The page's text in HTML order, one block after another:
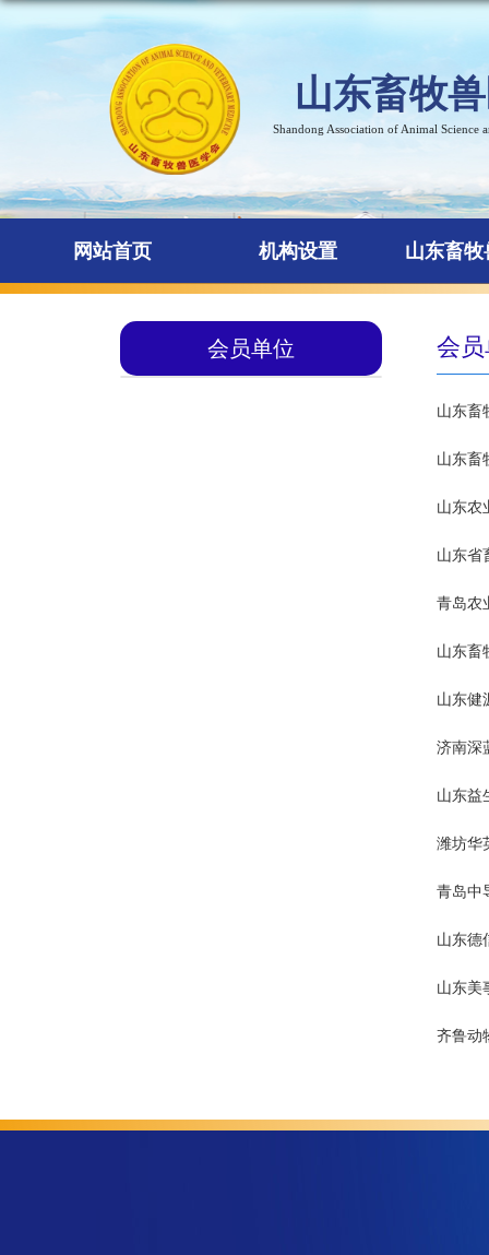
山东畜牧
Shandong Association of Animal Science
网站首页 机构设置 山东畜
会员单位 会
山东畜
山东畜
山东农
山东省
青岛农
山东畜
山东健
济南深
山东益
潍坊华
青岛中
山东德
山东美
齐鲁动